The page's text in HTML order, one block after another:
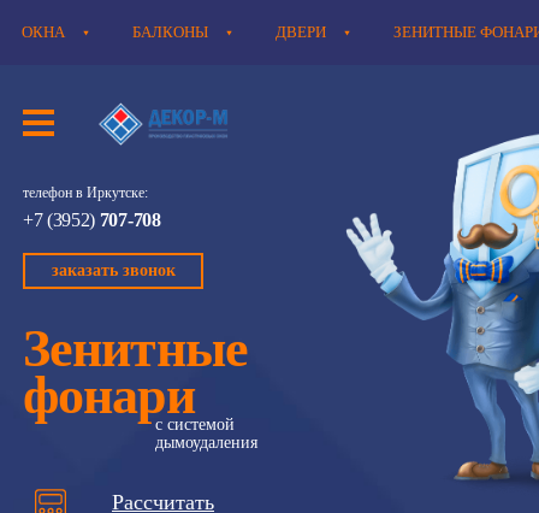
ОКНА БАЛКОНЫ ДВЕРИ ЗЕНИТНЫЕ
телефон в Иркутске:
+7 (3952) 707-708
заказать звонок
Зенитные
фонарис системой
дымоудаления
Рассчитать